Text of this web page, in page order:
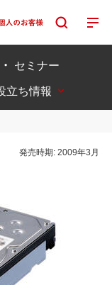
セミナー
立ち情報
発売時期:2009年3月